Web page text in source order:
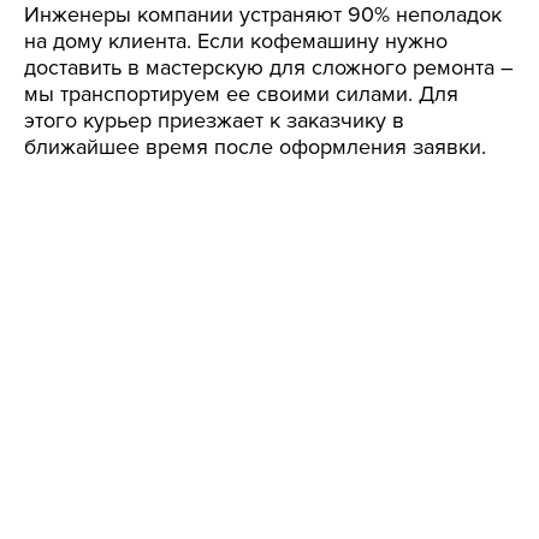
Инженеры компании устраняют 90% неполадок
на дому клиента. Если кофемашину нужно
доставить в мастерскую для сложного ремонта –
мы транспортируем ее своими силами. Для
этого курьер приезжает к заказчику в
ближайшее время после оформления заявки.